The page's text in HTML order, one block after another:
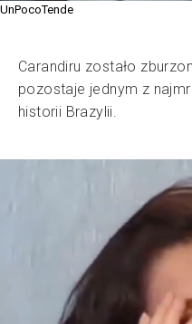
UnPocoTende
Carandiru zostało
pozostaje jednym z
historii Brazylii.